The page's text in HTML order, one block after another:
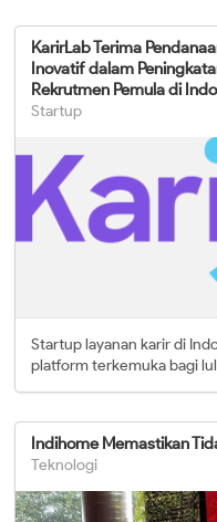
KarirLab Terima
Inovatif dalam
Rekrutmen Pemula di
Startup
Startup layanan karir di
platform terkemuka bagi
Indihome Memastikan
Teknologi